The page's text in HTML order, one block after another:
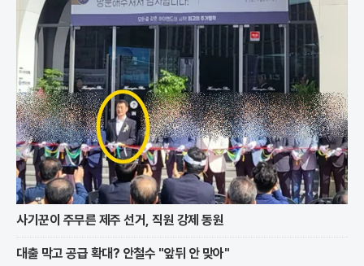
사기꾼이 주무른 제주 선거, 직원 강제 동원
대출 막고 공급 확대? 안철수 "앞뒤 안 맞아"